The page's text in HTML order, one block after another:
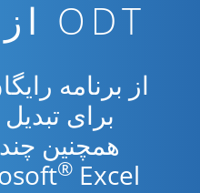
ODT از طریق Go
همچنین
® Excel استفاده کنید.